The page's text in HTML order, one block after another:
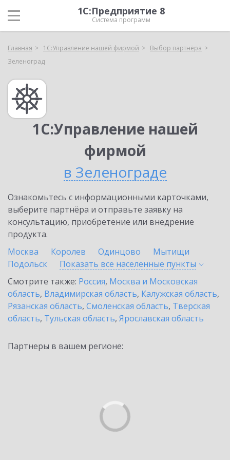
1С:Предприятие 8
Система программ
Главная 1С:Управление нашей фирмой
Выбор партнёра
Зеленоград
1С:Управление нашей
фирмой
в Зеленограде
Ознакомьтесь с информационными карточками,
выберите партнёра и отправьте заявку на
консультацию, приобретение или внедрение
продукта.
Москва
Королев Одинцово
Мытищи
Подольск
Показать все населенные пункты
Смотрите также: Россия, Москва и Московская
область, Владимирская область, Калужская область,
Рязанская область, Смоленская область, Тверская
область, Тульская область, Ярославская область
Партнеры в вашем регионе: